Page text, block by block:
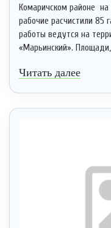
Комаричском районе
рабочие расчистили 85
работы ведутся на
«Марьинский».
Читать далее